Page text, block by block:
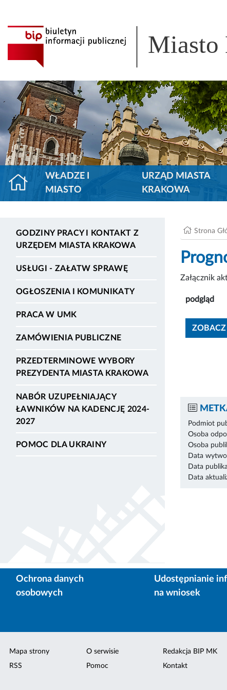
Miasto
WŁADZE I
MIASTO
URZĄD MIASTA
KRAKOWA
GODZINY PRACY I KONTAKT Z
URZĘDEM MIASTA KRAKOWA
USŁUGI - ZAŁATW SPRAWĘ
OGŁOSZENIA I KOMUNIKATY
PRACA W UMK
ZAMÓWIENIA PUBLICZNE
PRZEDTERMINOWE WYBORY
PREZYDENTA MIASTA KRAKOWA
NABÓR UZUPEŁNIAJĄCY
ŁAWNIKÓW NA KADENCJĘ 2024-
2027
POMOC DLA UKRAINY
Strona
Załącznik
podgląd
ZOBACZ
Podmiot
Osoba
Osoba
Data
Data
Data
Ochrona danych
osobowych
Udostępnianie
na wniosek
Mapa strony
RSS
O serwisie
Pomoc
Redakcja BIP MK
Kontakt